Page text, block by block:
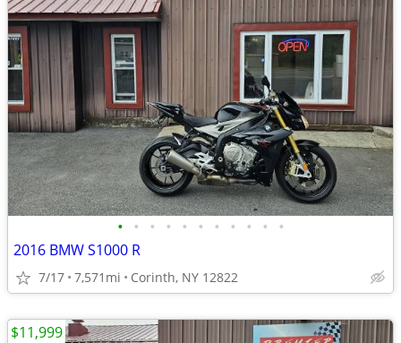
• • • • • • • • • • •
2016 BMW S1000 R
7/17 7,571mi Corinth, NY 12822
$11,999